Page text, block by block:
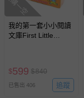
我的第一套小小閱讀
文庫First Little
$599 $840
已售出 406 追蹤